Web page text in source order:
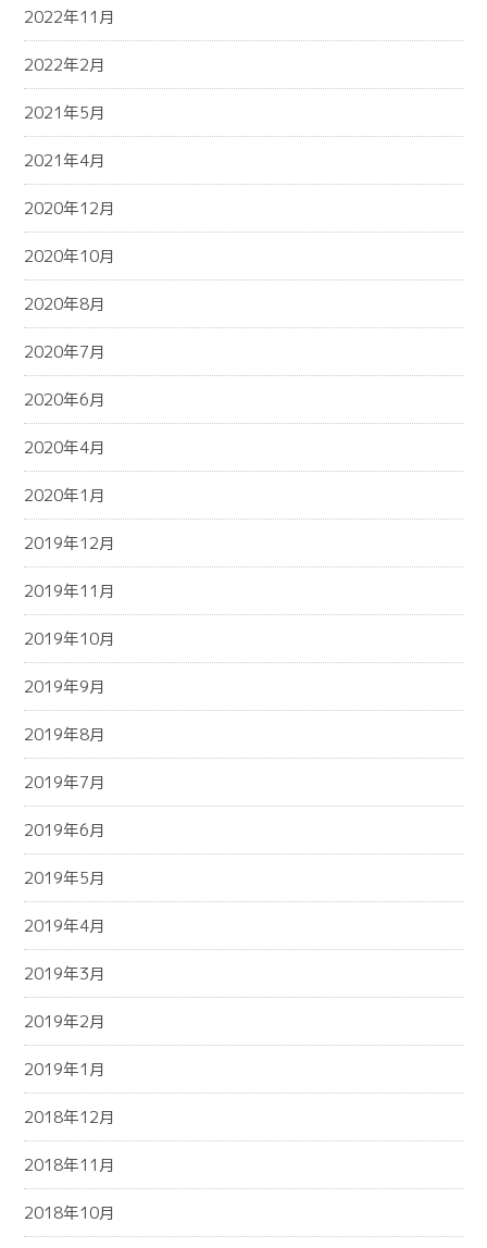
2022年11月
2022年2月
2021年5月
2021年4月
2020年12月
2020年10月
2020年8月
2020年7月
2020年6月
2020年4月
2020年1月
2019年12月
2019年11月
2019年10月
2019年9月
2019年8月
2019年7月
2019年6月
2019年5月
2019年4月
2019年3月
2019年2月
2019年1月
2018年12月
2018年11月
2018年10月